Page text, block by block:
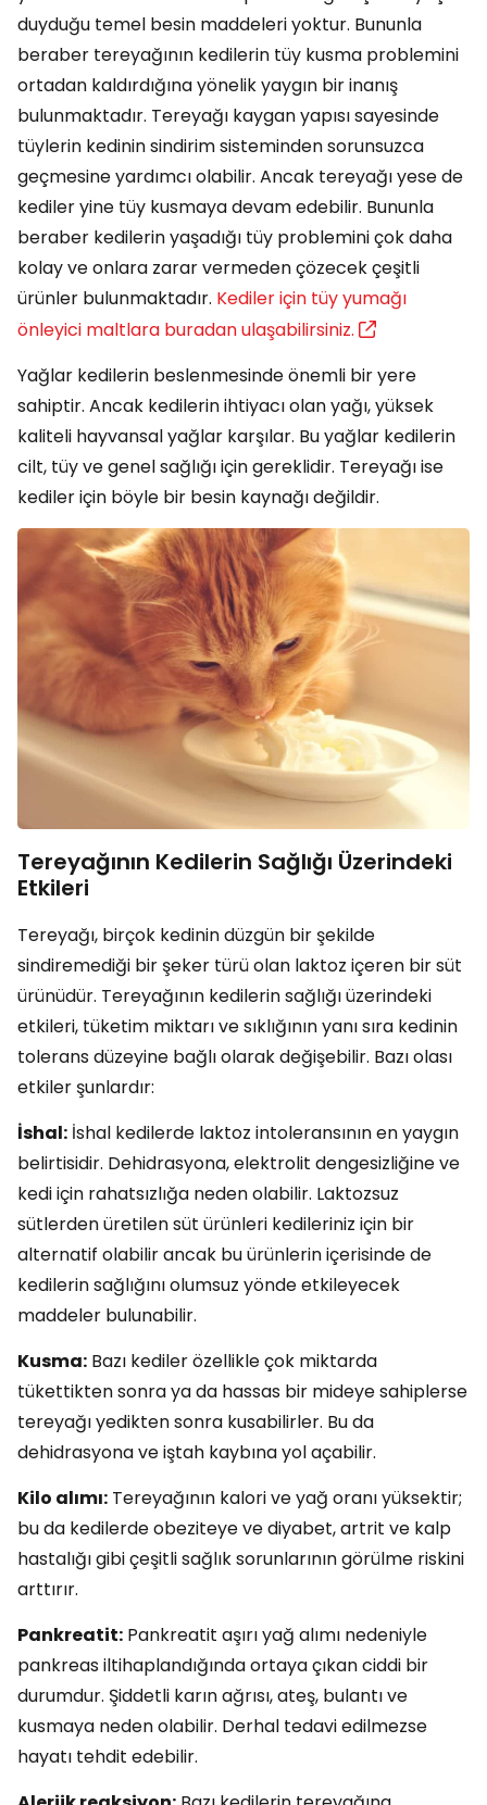
duyduğu temel besin maddeleri yoktur. Bununla
beraber tereyağının kedilerin tüy kusma problemini
ortadan kaldırdığına yönelik yaygın bir inanış
bulunmaktadır. Tereyağı kaygan yapısı sayesinde
tüylerin kedinin sindirim sisteminden sorunsuzca
geçmesine yardımcı olabilir. Ancak tereyağı yese de
kediler yine tüy kusmaya devam edebilir. Bununla
beraber kedilerin yaşadığı tüy problemini çok daha
kolay ve onlara zarar vermeden çözecek çeşitli
ürünler bulunmaktadır. Kediler için tüy yumağı
önleyici maltlara buradan ulaşabilirsiniz.
Yağlar kedilerin beslenmesinde önemli bir yere
sahiptir. Ancak kedilerin ihtiyacı olan yağı, yüksek
kaliteli hayvansal yağlar karşılar. Bu yağlar kedilerin
cilt, tüy ve genel sağlığı için gereklidir. Tereyağı ise
kediler için böyle bir besin kaynağı değildir.
Tereyağının Kedilerin Sağlığı Üzerindeki
Etkileri
Tereyağı, birçok kedinin düzgün bir şekilde
sindiremediği bir şeker türü olan laktoz içeren bir süt
ürünüdür. Tereyağının kedilerin sağlığı üzerindeki
etkileri, tüketim miktarı ve sıklığının yanı sıra kedinin
tolerans düzeyine bağlı olarak değişebilir. Bazı olası
etkiler şunlardır:
İshal: İshal kedilerde laktoz intoleransının en yaygın
belirtisidir. Dehidrasyona, elektrolit dengesizliğine ve
kedi için rahatsızlığa neden olabilir. Laktozsuz
sütlerden üretilen süt ürünleri kedileriniz için bir
alternatif olabilir ancak bu ürünlerin içerisinde de
kedilerin sağlığını olumsuz yönde etkileyecek
maddeler bulunabilir.
Kusma: Bazı kediler özellikle çok miktarda
tükettikten sonra ya da hassas bir mideye sahiplerse
tereyağı yedikten sonra kusabilirler. Bu da
dehidrasyona ve iştah kaybına yol açabilir.
Kilo alımı: Tereyağının kalori ve yağ oranı yüksektir;
bu da kedilerde obeziteye ve diyabet, artrit ve kalp
hastalığı gibi çeşitli sağlık sorunlarının görülme riskini
arttırır.
Pankreatit: Pankreatit aşırı yağ alımı nedeniyle
pankreas iltihaplandığında ortaya çıkan ciddi bir
durumdur. Şiddetli karın ağrısı, ateş, bulantı ve
kusmaya neden olabilir. Derhal tedavi edilmezse
hayatı tehdit edebilir.